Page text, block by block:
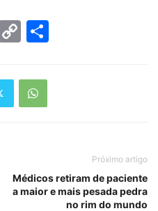
Copy
Próximo artigo
Médicos retiram de paciente
a maior e mais pesada pedra
no rim do mundo